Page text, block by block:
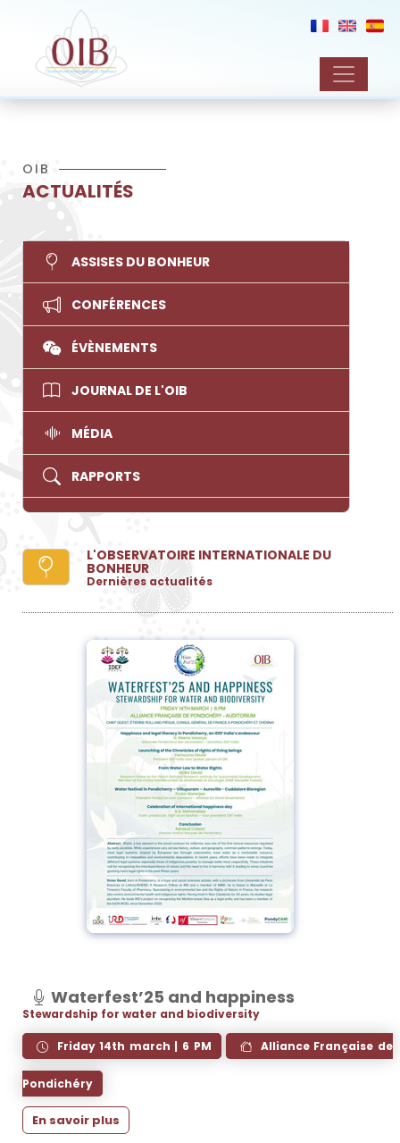
OIB
ACTUALITÉS
ASSISES DU BONHEUR
CONFÉRENCES
ÉVÈNEMENTS
JOURNAL DE L'OIB
MÉDIA
RAPPORTS
L'OBSERVATOIRE INTERNATIONALE DU
BONHEUR
Dernières actualités
Waterfest’25 and happiness
Stewardship for water and biodiversity
Friday 14th march | 6 PM Alliance Française de
Pondichéry
En savoir plus